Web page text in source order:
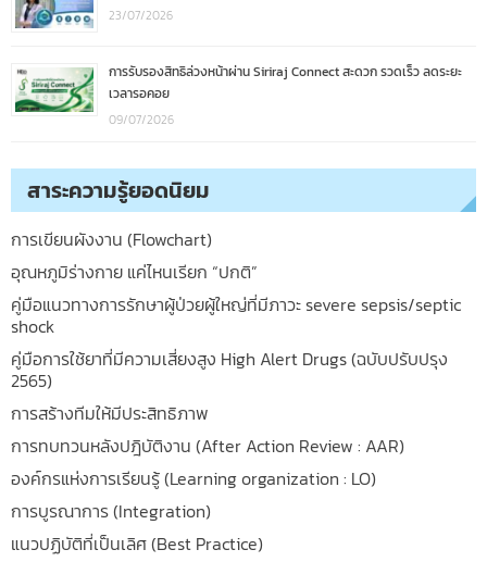
23/07/2026
การรับรองสิทธิล่วงหน้าผ่าน Siriraj Connect สะดวก รวดเร็ว ลดระยะ
เวลารอคอย
09/07/2026
สาระความรู้ยอดนิยม
การเขียนผังงาน (Flowchart)
อุณหภูมิร่างกาย แค่ไหนเรียก “ปกติ”
คู่มือแนวทางการรักษาผู้ป่วยผู้ใหญ่ที่มีภาวะ severe sepsis/septic
shock
คู่มือการใช้ยาที่มีความเสี่ยงสูง High Alert Drugs (ฉบับปรับปรุง
2565)
การสร้างทีมให้มีประสิทธิภาพ
การทบทวนหลังปฎิบัติงาน (After Action Review : AAR)
องค์กรแห่งการเรียนรู้ (Learning organization : LO)
การบูรณาการ (Integration)
แนวปฏิบัติที่เป็นเลิศ (Best Practice)